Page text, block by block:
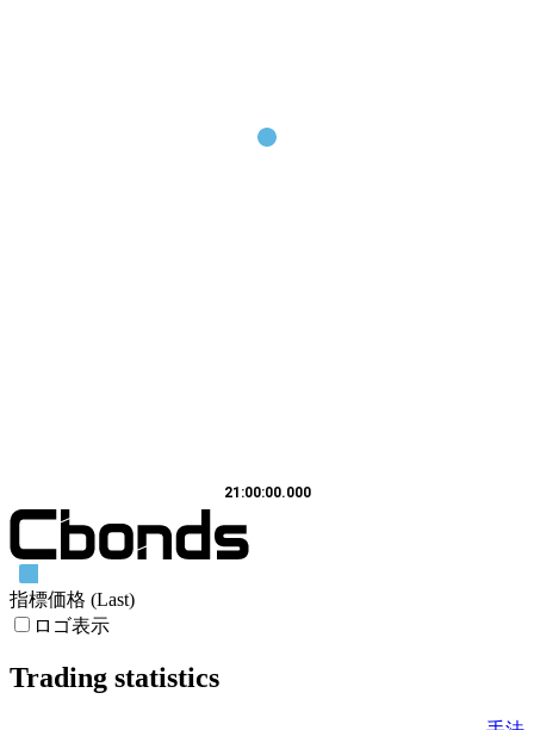
21:00:00.000
指標価格 (Last)
ロゴ表示
Trading statistics